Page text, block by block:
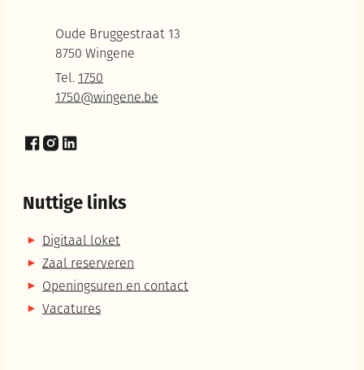
Oude Bruggestraat 13
,8750 Wingene
1750
E-mail1750@wingene.be
Nuttige links
Digitaal loket
Zaal reserveren
Openingsuren en contact
Vacatures
Facebook
Instagram
LinkedIn